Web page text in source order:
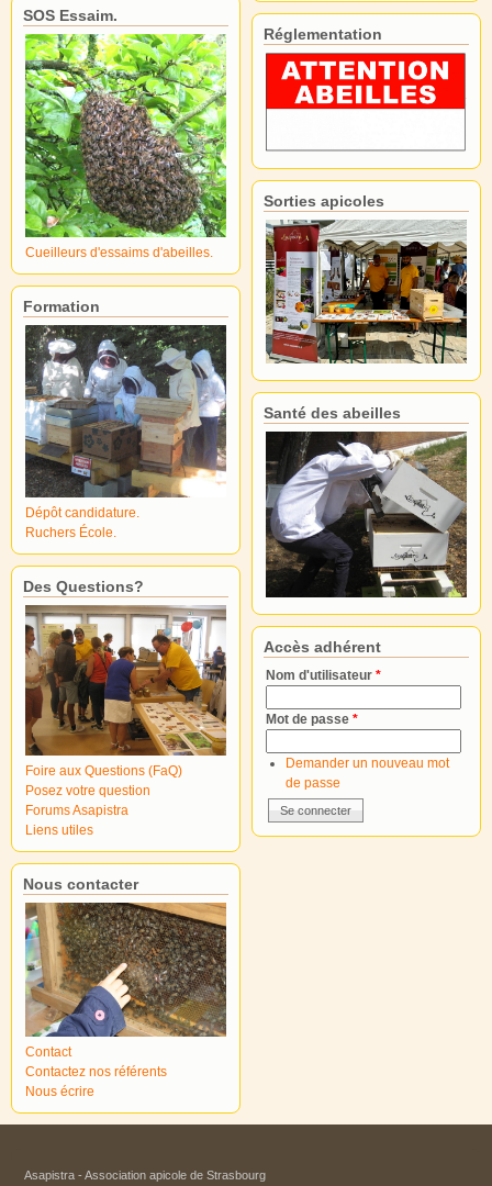
SOS Essaim.
Cueilleurs d'essaims d'abeilles.
Formation
Dépôt candidature.
Ruchers École.
Des Questions?
Foire aux Questions (FaQ)
Posez votre question
Forums Asapistra
Liens utiles
Nous contacter
Contact
Contactez nos référents
Nous écrire
Réglementation
Sorties apicoles
Santé des abeilles
Accès adhérent
Nom d'utilisateur *
Mot de passe *
Demander un nouveau mot
de passe
Asapistra - Association apicole de Strasbourg​